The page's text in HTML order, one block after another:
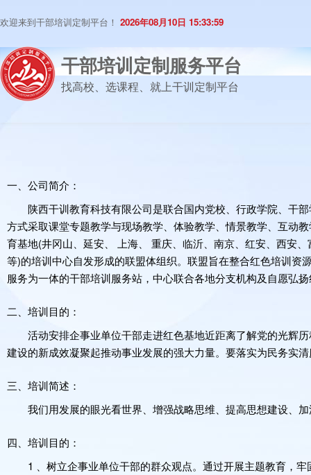
欢迎来到干部培训定制平台！ 2026年08月10日 15:33:59
干部培训定制服务平台
找高校、选课程、就上干训定制平台
一、公司简介：
陕西干训教育科技有限公司是联合国内党校、行政学院、干
方式采取课堂专题教学与现场教学、体验教学、情景教学、互动
育基地(井冈山、延安、 上海、 重庆、临沂、南京、红安、西安
等)的培训中心自发形成的联盟体组织。联盟旨在整合红色培训
服务为一体的干部培训服务站，中心联合各地分支机构及自愿弘
二、培训目的：
活动安排企事业单位干部走进红色基地近距离了解党的光辉
建设的新成效凝聚起推动事业发展的强大力量。要落实为民务实
三、培训简述：
我们用发展的眼光看世界、增强战略思维、提高思想建设、
四、培训目的：
1 、树立企事业单位干部的群众观点。通过开展主题教育，